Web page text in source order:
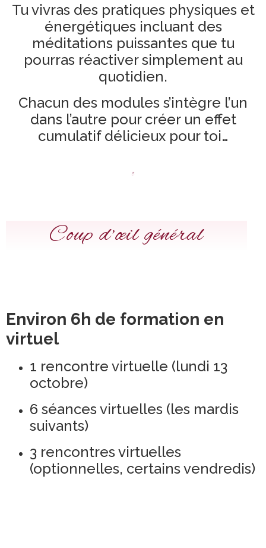
Tu vivras des pratiques physiques et
énergétiques incluant des
méditations puissantes que tu
pourras réactiver simplement au
quotidien.
Chacun des modules s’intègre l’un
dans l’autre pour créer un effet
cumulatif délicieux pour toi…
Coup d’œil général
Environ 6h de formation en
virtuel
1 rencontre virtuelle (lundi 13
octobre)
6 séances virtuelles (les mardis
suivants)
3 rencontres virtuelles
(optionnelles, certains vendredis)